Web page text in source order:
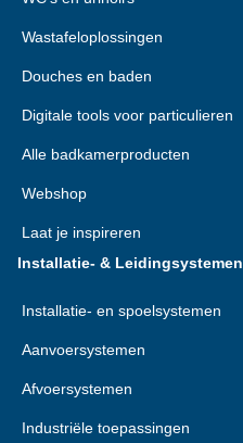
Wastafeloplossingen
Douches en baden
Digitale tools voor particulieren
Alle badkamerproducten
Webshop
Laat je inspireren
Installatie- & Leidingsystemen
Installatie- en spoelsystemen
Aanvoersystemen
Afvoersystemen
Industriële toepassingen